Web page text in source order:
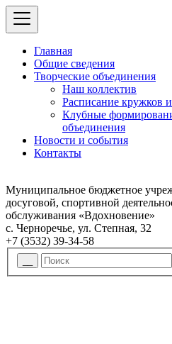
Главная
Общие сведения
Творческие объединения
Наш коллектив
Расписание кружков
Клубные
объединения
Новости и события
Контакты
Муниципальное бюджетное
досуговой, спортивной
обслуживания «Вдохновение»
с. Черноречье, ул. Степная, 32
+7 (3532) 39-34-58